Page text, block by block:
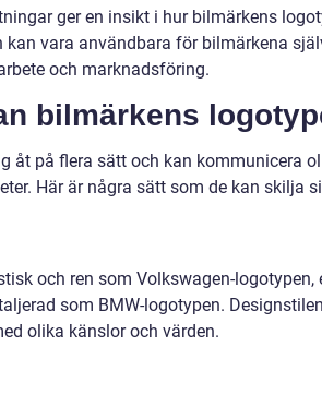
ger en insikt i hur bilmärkens
vara användbara för bilmärkena
och marknadsföring.
bilmärkens
åt på flera sätt och kan kommunicera
Här är några sätt som de kan skilja
och ren som Volkswagen-logotypen,
som BMW-logotypen.
olika känslor och värden.